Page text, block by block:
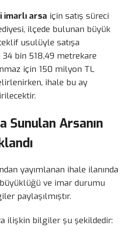
imarlı arsa için satış süreci
ilçede bulunan büyük
usulüyle satışa
bin 518,49 metrekare
için 150 milyon TL
ihale bu ay
Sunulan Arsanın
yayımlanan ihale ilanında
ve imar durumu
paylaşılmıştır.
ilişkin bilgiler şu şekildedir: